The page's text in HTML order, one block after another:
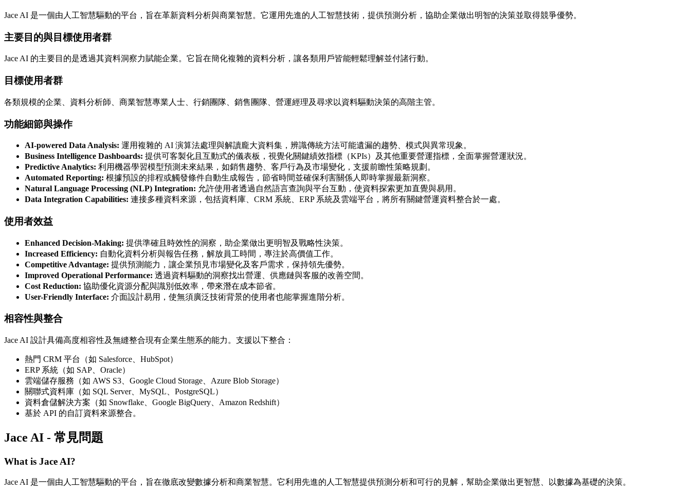
Jace AI 是一個由人工智慧驅動的平台，旨在革新資料分析與商業智慧。它運用先進的人工智慧技術，提供預測分析，協助企業做出明智的決策並取得競爭優勢。
主要目的與目標使用者群
Jace AI 的主要目的是透過其資料洞察力賦能企業。它旨在簡化複雜的資料分析，讓各類用戶皆能輕鬆理解並付諸行動。
目標使用者群
各類規模的企業、資料分析師、商業智慧專業人士、行銷團隊、銷售團隊、營運經理及尋求以資料驅動決策的高階主管。
功能細節與操作
AI-powered Data Analysis: 運用複雜的 AI 演算法處理與解讀龐大資料集，辨識傳統方法可能遺漏的趨勢、模式與異常現象。
Business Intelligence Dashboards: 提供可客製化且互動式的儀表板，視覺化關鍵績效指標（KPIs）及其他重要營運指標，全面掌握營運狀況。
Predictive Analytics: 利用機器學習模型預測未來結果，如銷售趨勢、客戶行為及市場變化，支援前瞻性策略規劃。
Automated Reporting: 根據預設的排程或觸發條件自動生成報告，節省時間並確保利害關係人即時掌握最新洞察。
Natural Language Processing (NLP) Integration: 允許使用者透過自然語言查詢與平台互動，使資料探索更加直覺與易用。
Data Integration Capabilities: 連接多種資料來源，包括資料庫、CRM 系統、ERP 系統及雲端平台，將所有關鍵營運資料整合於一處。
使用者效益
Enhanced Decision-Making: 提供準確且時效性的洞察，助企業做出更明智及戰略性決策。
Increased Efficiency: 自動化資料分析與報告任務，解放員工時間，專注於高價值工作。
Competitive Advantage: 提供預測能力，讓企業預見市場變化及客戶需求，保持領先優勢。
Improved Operational Performance: 透過資料驅動的洞察找出營運、供應鏈與客服的改善空間。
Cost Reduction: 協助優化資源分配與識別低效率，帶來潛在成本節省。
User-Friendly Interface: 介面設計易用，使無須廣泛技術背景的使用者也能掌握進階分析。
相容性與整合
Jace AI 設計具備高度相容性及無縫整合現有企業生態系的能力。支援以下整合：
熱門 CRM 平台（如 Salesforce、HubSpot）
ERP 系統（如 SAP、Oracle）
雲端儲存服務（如 AWS S3、Google Cloud Storage、Azure Blob Storage）
關聯式資料庫（如 SQL Server、MySQL、PostgreSQL）
資料倉儲解決方案（如 Snowflake、Google BigQuery、Amazon Redshift）
基於 API 的自訂資料來源整合。
Jace AI - 常見問題
What is Jace AI?
Jace AI 是一個由人工智慧驅動的平台，旨在徹底改變數據分析和商業智慧。它利用先進的人工智慧提供預測分析和可行的見解，幫助企業做出更智慧、以數據為基礎的決策。